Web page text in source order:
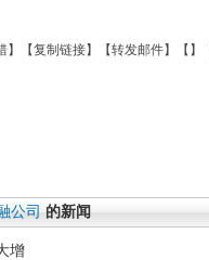
】【复制链接】【转发邮件】【 】
公司 的新闻
增